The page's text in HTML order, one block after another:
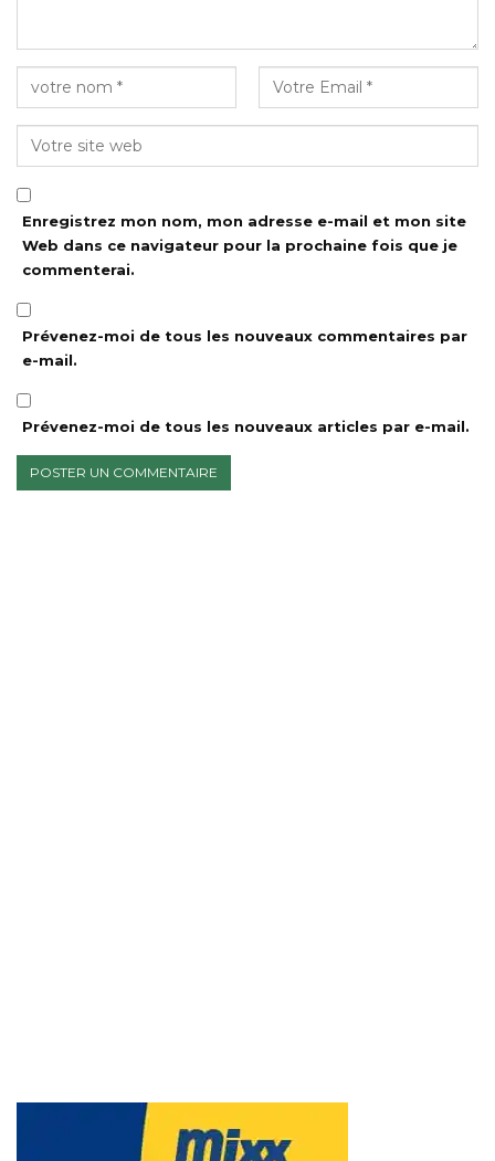
Enregistrez mon nom, mon adresse e-mail et mon site
Web dans ce navigateur pour la prochaine fois que je
commenterai.
Prévenez-moi de tous les nouveaux commentaires par
e-mail.
Prévenez-moi de tous les nouveaux articles par e-mail.